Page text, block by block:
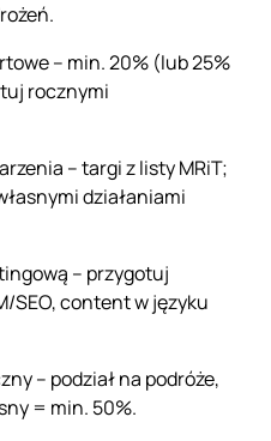
– min. 20% (lub 25%
rocznymi
– targi z listy MRiT;
działaniami
– przygotuj
SEO, content w języku
– podział na podróże,
= min. 50%.